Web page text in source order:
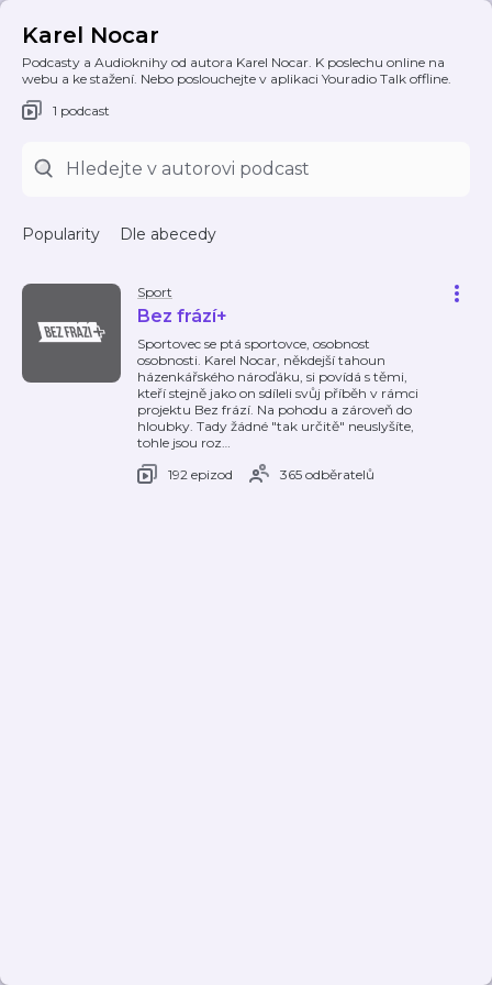
Karel Nocar
Podcasty a Audioknihy od autora Karel Nocar. K poslechu online na
webu a ke stažení. Nebo poslouchejte v aplikaci Youradio Talk offline.
1 podcast
Popularity Dle abecedy
Sport
Bez frází+
Sportovec se ptá sportovce, osobnost
osobnosti. Karel Nocar, někdejší tahoun
házenkářského nároďáku, si povídá s těmi,
kteří stejně jako on sdíleli svůj příběh v rámci
projektu Bez frází. Na pohodu a zároveň do
hloubky. Tady žádné "tak určitě" neuslyšíte,
tohle jsou roz…
192 epizod
365 odběratelů